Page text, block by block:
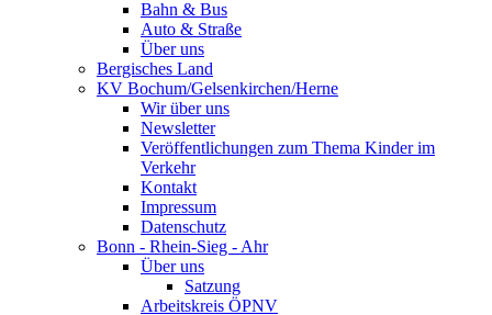
Bahn & Bus
Auto & Straße
Über uns
Bergisches Land
KV Bochum/Gelsenkirchen/Herne
Wir über uns
Newsletter
Veröffentlichungen zum Thema Kinder im
Verkehr
Kontakt
Impressum
Datenschutz
Bonn - Rhein-Sieg - Ahr
Über uns
Satzung
Arbeitskreis ÖPNV